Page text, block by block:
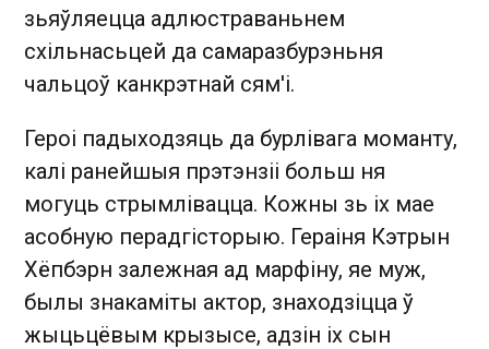
зьяўляецца адлюстраваньнем
схільнасьцей да самаразбурэньня
чальцоў канкрэтнай сям'і.
Героі падыходзяць да бурлівага моманту,
калі ранейшыя прэтэнзіі больш ня
могуць стрымлівацца. Кожны зь іх мае
асобную перадгісторыю. Гераіня Кэтрын
Хёпбэрн залежная ад марфіну, яе муж,
былы знакаміты актор, знаходзіцца ў
жыцьцёвым крызысе, адзін іх сын